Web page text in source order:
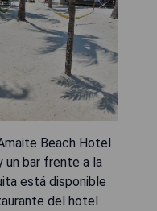
Beach Hotel
un bar frente a la
está disponible
del hotel